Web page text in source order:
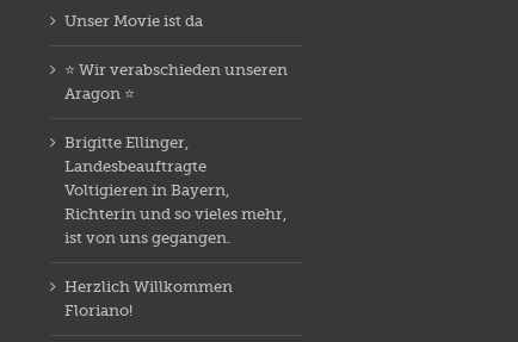
Unser Movie ist da
⭐️ Wir verabschieden unseren
Aragon ⭐️
Brigitte Ellinger,
Landesbeauftragte
Voltigieren in Bayern,
Richterin und so vieles mehr,
ist von uns gegangen.
Herzlich Willkommen
Floriano!